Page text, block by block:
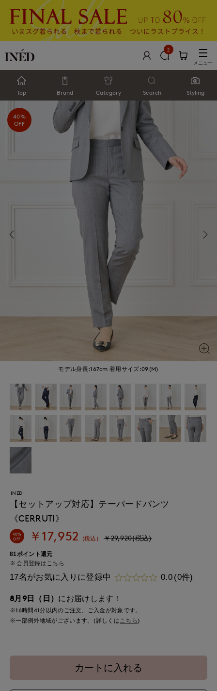
2
メニュー
Top Brand Category Search Styling
モデル身長:167cm 着用サイズ:09(M)
40%
OFF
INED
【セットアップ対応】テーパードパンツ
《CERRUTI》
40%
OFF
￥17,952 (税込) ￥29,920(税込)
81ポイント還元
会員登録は こちら
17名がお気に入りに登録中 0.0 (0件)
8月9日（日） にお届けします！
※16時間41分以内のご注文、ご入金が対象です。
※一部例外地域がございます。(詳しくはこちら )
カートに入れる